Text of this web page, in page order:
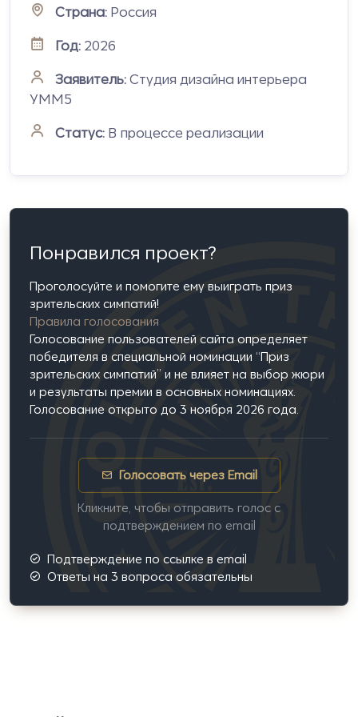
Страна: Россия
Год: 2026
Заявитель: Студия дизайна интерьера
УММ5
Статус: В процессе реализации
Понравился проект?
Проголосуйте и помогите ему выиграть приз
зрительских симпатий!
Правила голосования
Голосование пользователей сайта определяет
победителя в специальной номинации “Приз
зрительских симпатий” и не влияет на выбор жюри
и результаты премии в основных номинациях.
Голосование открыто до 3 ноября 2026 года.
Голосовать через Email
Кликните, чтобы отправить голос с
подтверждением по email
Подтверждение по ссылке в email
Ответы на 3 вопроса обязательны